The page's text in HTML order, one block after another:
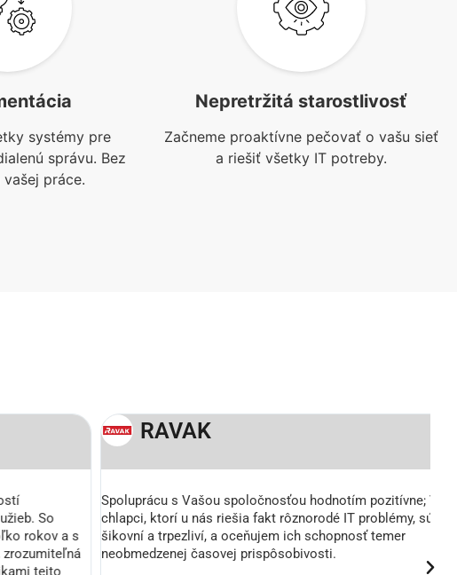
systémy pre
správu. Bez
vašej práce.
Nepretržitá starostlivosť
Začneme proaktívne pečovať o vašu sieť
a riešiť všetky IT potreby.
a s
RAVAK
Spoluprácu s Vašou spoločnosťou hodnotím pozitívne; Vaši
chlapci, ktorí u nás riešia fakt rôznorodé IT problémy, sú
šikovní a trpezliví, a oceňujem ich schopnosť temer
neobmedzenej časovej prispôsobivosti.